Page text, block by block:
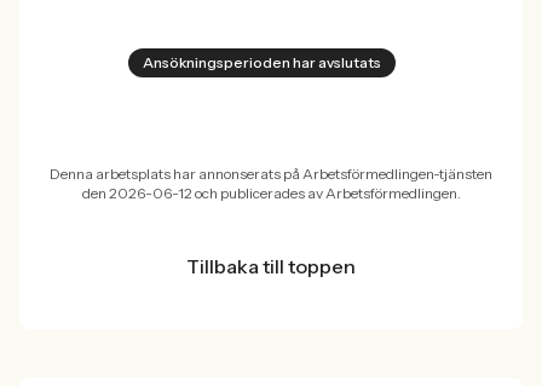
Ansökningsperioden har avslutats
Denna arbetsplats har annonserats på Arbetsförmedlingen-tjänsten
den 2026-06-12 och publicerades av Arbetsförmedlingen.
Tillbaka till toppen